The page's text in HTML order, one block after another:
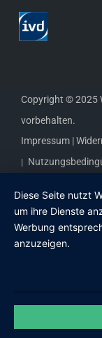
Copyright © 2025
vorbehalten.
Impressum |
Diese Seite nutzt
um ihre Dienste
Werbung
anzuzeigen.